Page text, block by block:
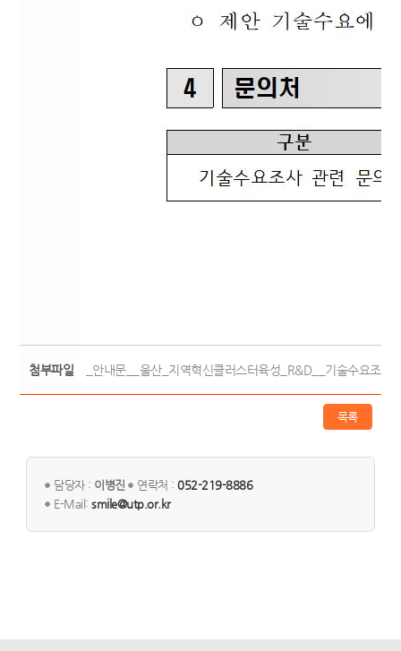
첨부파일 _안내문__울산_지역혁신클러스터육성_R&D__기술수요조
목록
담당자 : 이병진 연락처 :052-219-8886
E-Mail:smile@utp.or.kr